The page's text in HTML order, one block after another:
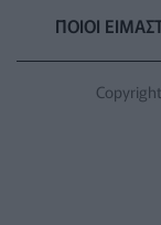
ΠΟΙΟΙ